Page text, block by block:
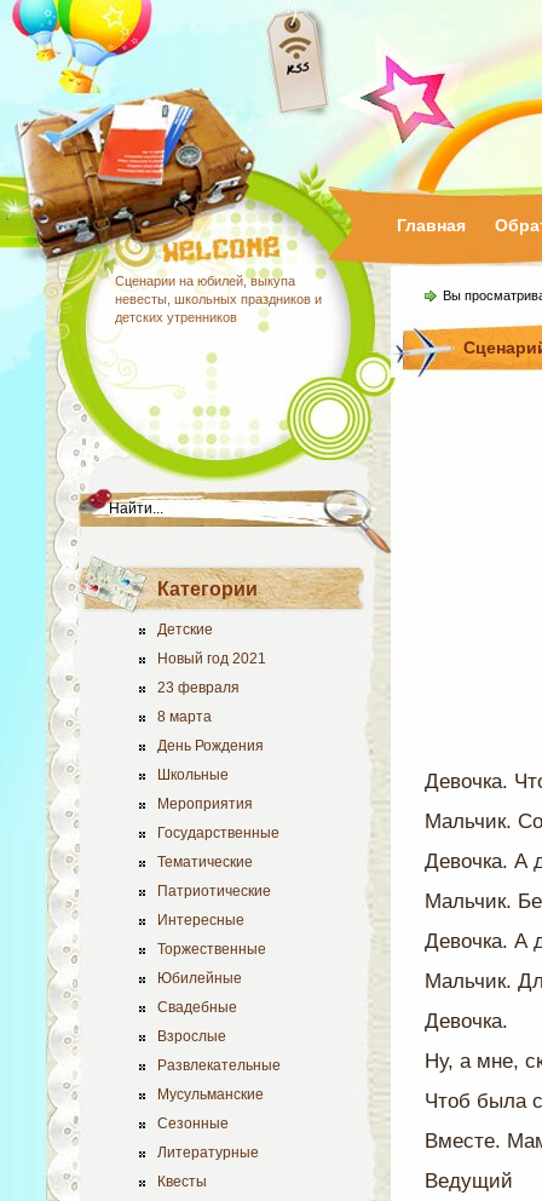
Главная
Сценарии на юбилей, выкупа
невесты, школьных праздников и
детских утренников
Категории
Детские
Новый год 2021
23 февраля
8 марта
День Рождения
Школьные
Мероприятия
Государственные
Тематические
Патриотические
Интересные
Торжественные
Юбилейные
Свадебные
Взрослые
Развлекательные
Мусульманские
Сезонные
Литературные
Квесты
Вы
Девочка.
Мальчик.
Девочка. А
Мальчик.
Девочка. А
Мальчик.
Девочка.
Ну, а мне,
Чтоб была
Вместе.
Ведущий